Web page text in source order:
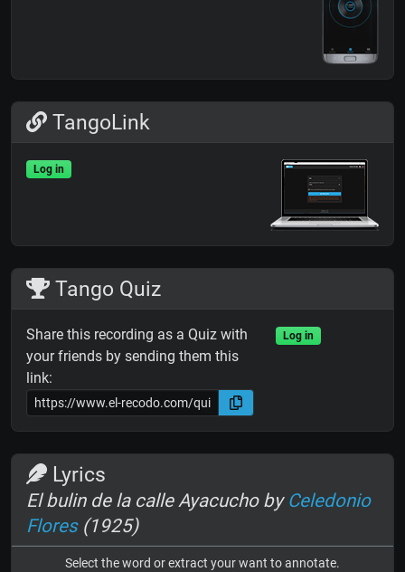
TangoLink
Log in
Tango Quiz
Share this recording as a Quiz with
your friends by sending them this
link:
Log in
Lyrics
El bulin de la calle Ayacucho by Celedonio
Flores(1925)
Select the word or extract your want to annotate.